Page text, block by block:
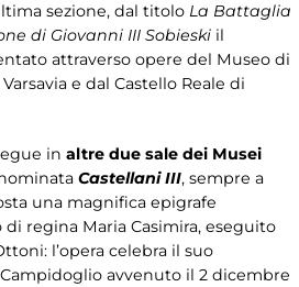
sezione, dal titolo La Battaglia
di Giovanni III Sobieski il
attraverso opere del Museo di
e dal Castello Reale di
in altre due sale dei Musei
Castellani III, sempre a
una magnifica epigrafe
regina Maria Casimira, eseguito
l’opera celebra il suo
avvenuto il 2 dicembre